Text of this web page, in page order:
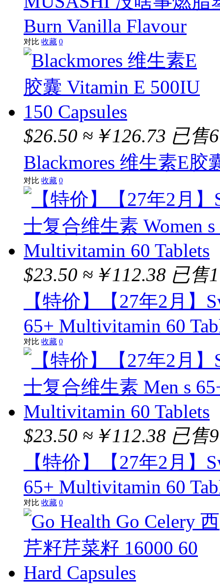
Burn Vanilla Flavour
对比 收藏 0
$26.50 ≈￥126.73 已售
Blackmores 维生素E胶
对比 收藏 0
$23.50 ≈￥112.38 已售
【特价】【27年2月】
65+ Multivitamin 60
对比 收藏 0
$23.50 ≈￥112.38 已售
【特价】【27年2月】
65+ Multivitamin 60
对比 收藏 0